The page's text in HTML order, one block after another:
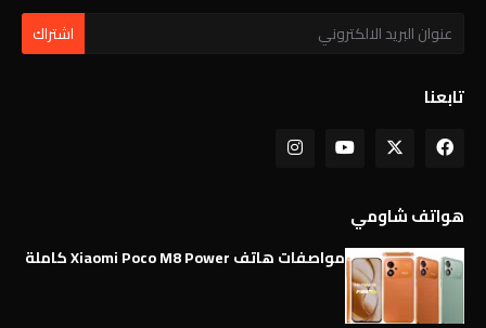
تابعنا
هواتف شاومي
مواصفات هاتف Xiaomi Poco M8 Power كاملة